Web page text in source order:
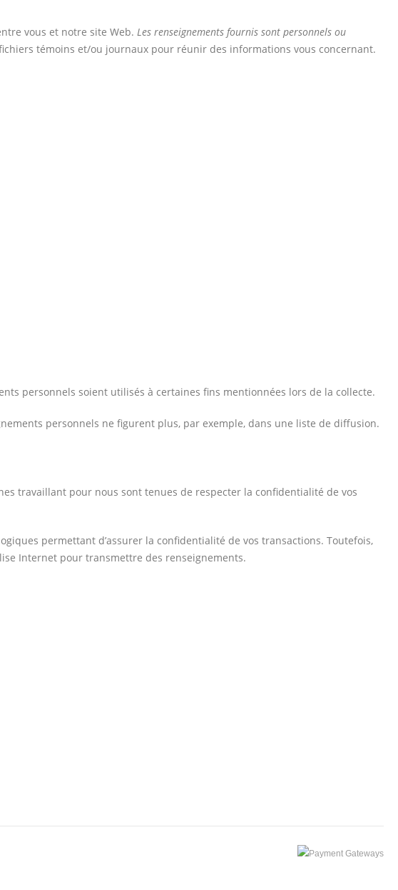
vous et notre site Web. Les renseignements fournis sont personnels ou
témoins et/ou journaux pour réunir des informations vous concernant.
personnels soient utilisés à certaines fins mentionnées lors de la collecte.
personnels ne figurent plus, par exemple, dans une liste de diffusion.
travaillant pour nous sont tenues de respecter la confidentialité de vos
permettant d’assurer la confidentialité de vos transactions. Toutefois,
Internet pour transmettre des renseignements.